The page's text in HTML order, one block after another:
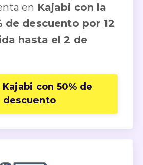
en Kajabi con la
de descuento por 12
hasta el 2 de
con 50% de
descuento